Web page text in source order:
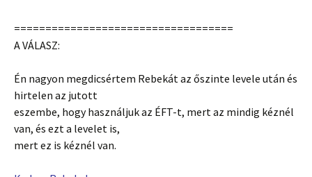
===================================
A VÁLASZ:
Én nagyon megdicsértem Rebekát az őszinte levele után és
hirtelen az jutott
eszembe, hogy használjuk az ÉFT-t, mert az mindig kéznél
van, és ezt a levelet is,
mert ez is kéznél van.